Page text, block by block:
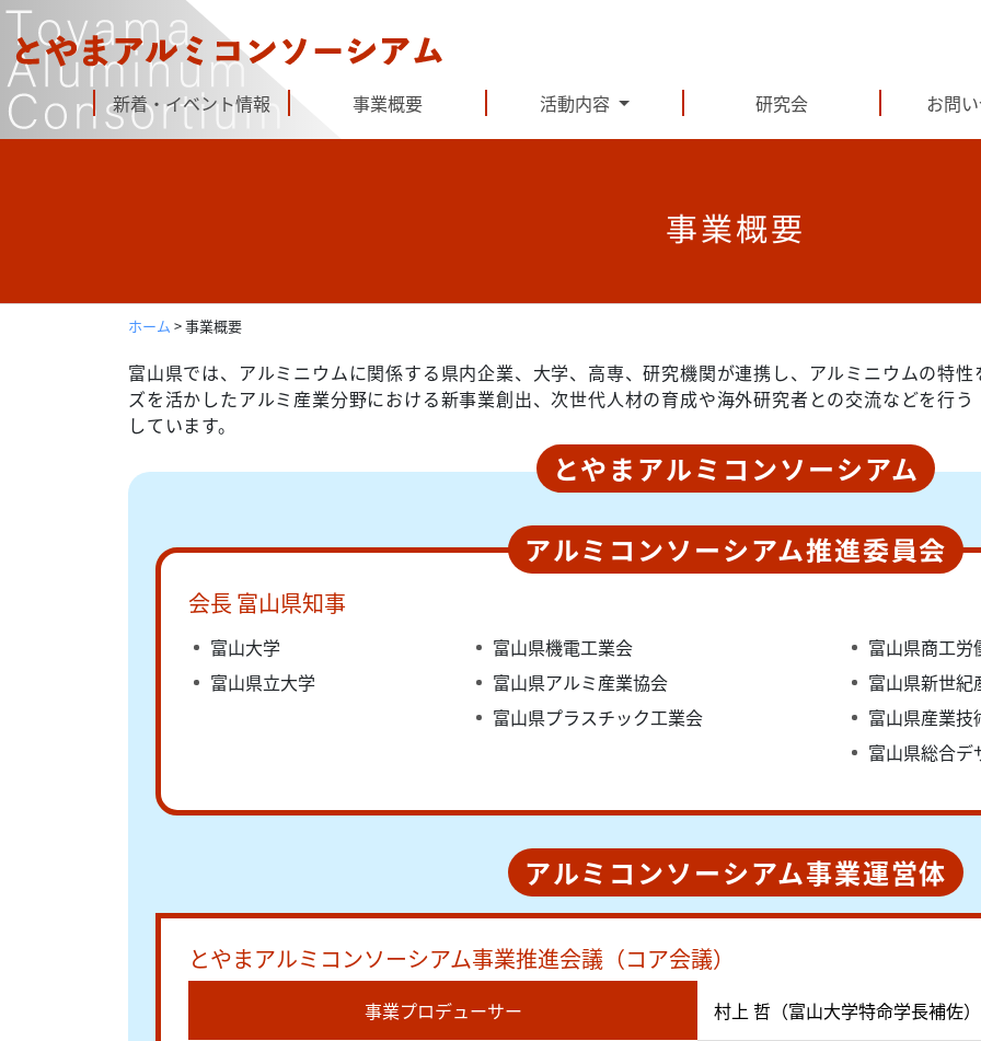
Skip
content
新着・イベント情報
事業概要 活動内容 研究会 お問
事業概要
ホーム >事業概要
富山県では、アルミニウムに関係する県内企業、大学、高専、研究機関が連携し、アルミニウムの特
ズを活かしたアルミ産業分野における新事業創出、次世代人材の育成や海外研究者との交流などを行
しています。
とやまアルミコンソーシアム
アルミコンソーシアム推進委員会
会長 富山県知事
富山大学
富山県立大学
富山県機電工業会
富山県アルミ産業協会
富山県プラスチック工業会
富山県商工労
富山県新世紀
富山県産業技
富山県総合デ
アルミコンソーシアム事業運営体
とやまアルミコンソーシアム事業推進会議（コア会議）
事業プロデューサー 村上 哲（富山大学特命学長補佐）